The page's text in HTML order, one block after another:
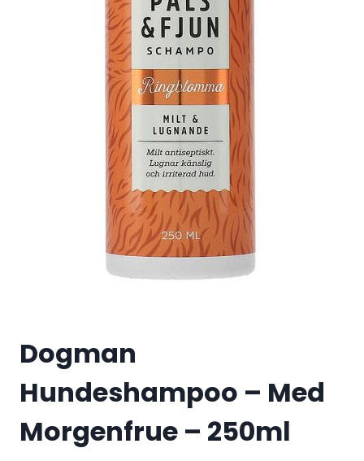
Dogman
Hundeshampoo – Med
Morgenfrue – 250ml